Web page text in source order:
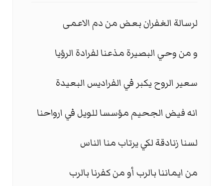
لرسالة الغفران بعض من دم الاعمى
و من وحي البصيرة مذعنا لفرادة الرؤيا
سعير الروح يكبر في الفراديس البعيدة
انه فيض الجحيم مؤسسا للويل في ارواحنا
لسنا زنادقة لكي يرتاب منا الناس
من ايماننا بالرب أو من كفرنا بالرب